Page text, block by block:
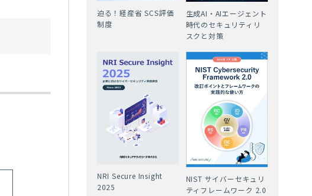
迫る！経産省 SCS評価
制度
生成AI・AIエージェント
時代のセキュリティリ
スクと対策
NRI Secure Insight
2025
NIST サイバーセキュリ
ティフレームワーク 2.0